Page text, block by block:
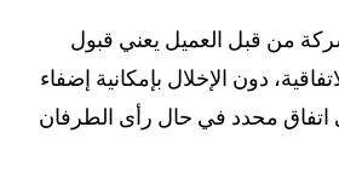
من قبل العميل يعني قبول
دون الإخلال بإمكانية إضفاء
اتفاق محدد في حال رأى الطرفان